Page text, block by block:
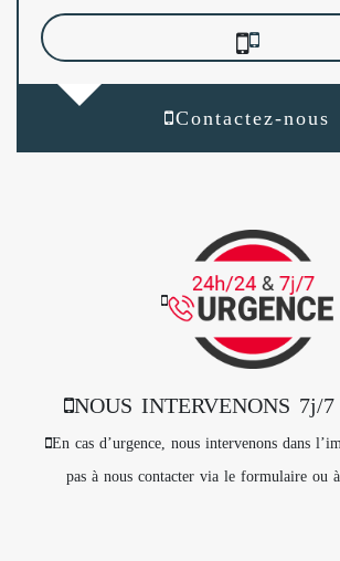
Contactez-nous
NOUS INTERVENONS 7j/
En cas d’urgence, nous intervenons dans
pas à nous contacter via le formulaire ou à